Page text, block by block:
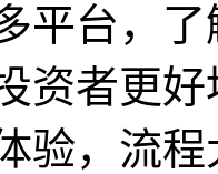
平台，
资者更
验，流